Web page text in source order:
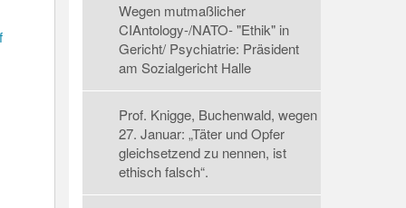
Wegen mutmaßlicher
CIAntology-/NATO- "Ethik" in
Gericht/ Psychiatrie: Präsident
am Sozialgericht Halle
Prof. Knigge, Buchenwald, wegen
27. Januar: „Täter und Opfer
gleichsetzend zu nennen, ist
ethisch falsch“.